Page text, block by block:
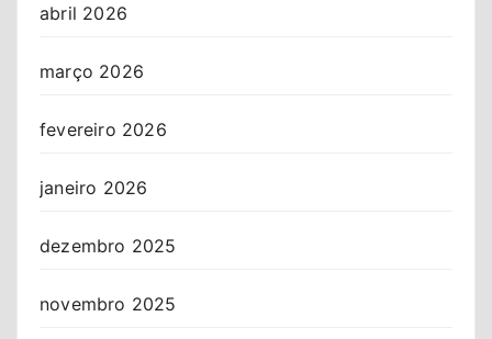
abril 2026
março 2026
fevereiro 2026
janeiro 2026
dezembro 2025
novembro 2025